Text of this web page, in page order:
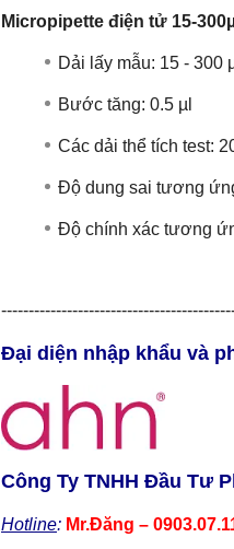
Micropipette điện tử 15-
Dải lấy mẫu: 15 - 300
Bước tăng: 0.5 µl
Các dải thể tích test:
Độ dung sai tương
Độ chính xác tương
Đại diện nhập khẩu và
Công Ty TNHH Đầu Tư
Hotline: Mr.Đăng –